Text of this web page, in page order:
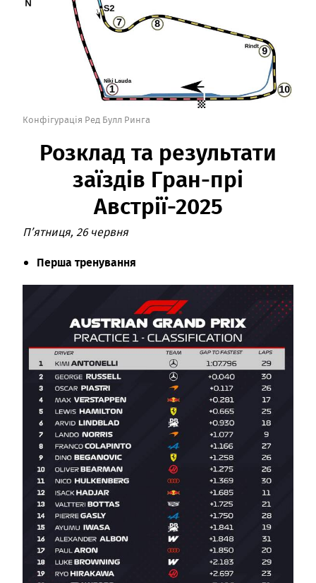
Конфігурація Ред Булл Ринга
Розклад та результати
заїздів Гран-прі
Австрії-2025
П’ятниця, 26 червня
Перша тренування